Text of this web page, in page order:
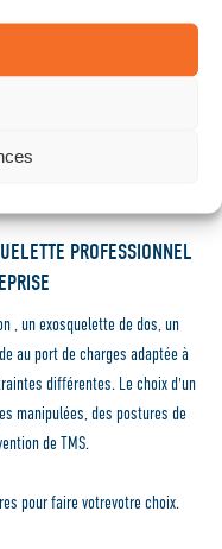
PROFESSIONNEL
, un exosquelette de dos, un
au port de charges adaptée à
différentes. Le choix d'un
manipulées, des postures de
de TMS.
pour faire votrevotre choix.